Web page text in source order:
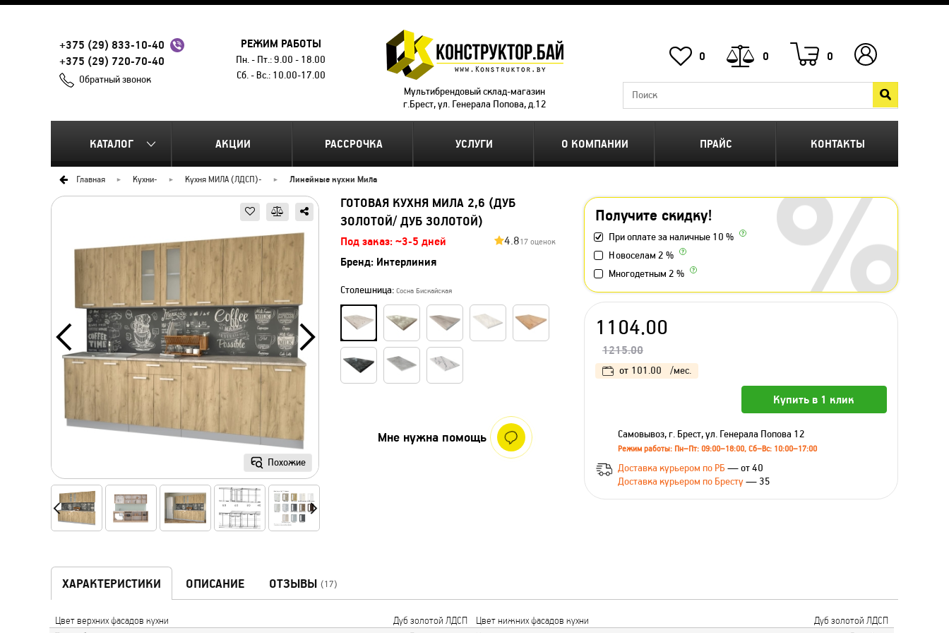
+375 (29) 833-10-40
+375 (29) 720-70-40
Обратный звонок
РЕЖИМ РАБОТЫ
Пн. - Пт.: 9.00 - 18.00
Сб. - Вс.: 10.00-17.00
Мультибрендовый склад-магазин
г.Брест, ул. Генерала Попова, д.12
0 0 0
КАТАЛОГ АКЦИИ РАССРОЧКА УСЛУГИ О КОМПАНИИ ПРАЙС КОНТАКТЫ
Главная Кухни- Кухня МИЛА (ЛДСП)- Линейные кухни Мила
Похожие
ГОТОВАЯ КУХНЯ МИЛА 2,6 (ДУБ
ЗОЛОТОЙ/ ДУБ ЗОЛОТОЙ)
Под заказ: ~3-5 дней 4.817 оценок
Бренд: Интерлиния
Столешница: Сосна Бискайская
Получите скидку!
При оплате за наличные 10 %
Новоселам 2 %
Многодетным 2 %
Мне нужна помощь
1104.00
1215.00
от 101.00 /мес.
Купить в 1 клик
Самовывоз, г. Брест, ул. Генерала Попова 12
Режим работы: Пн–Пт: 09:00–18:00, Сб–Вс: 10:00–17:00
Доставка курьером по РБ — от 40
Доставка курьером по Бресту— 35
ХАРАКТЕРИСТИКИ ОПИСАНИЕ ОТЗЫВЫ (17)
Цвет верхних фасадов кухни Дуб золотой ЛДСП Цвет нижних фасадов кухни
Дуб золотой ЛДСП